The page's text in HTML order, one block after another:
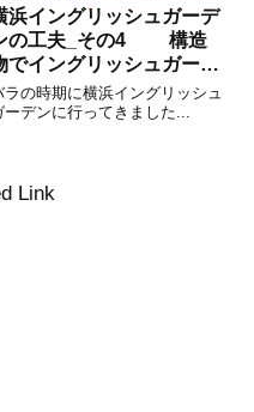
浜イングリッシュガーデ
の工夫_その4 構造
でイングリッシュガーデ
ンを演出
ラの時期に横浜イングリッシュ
ーデンに行ってきました...
Link